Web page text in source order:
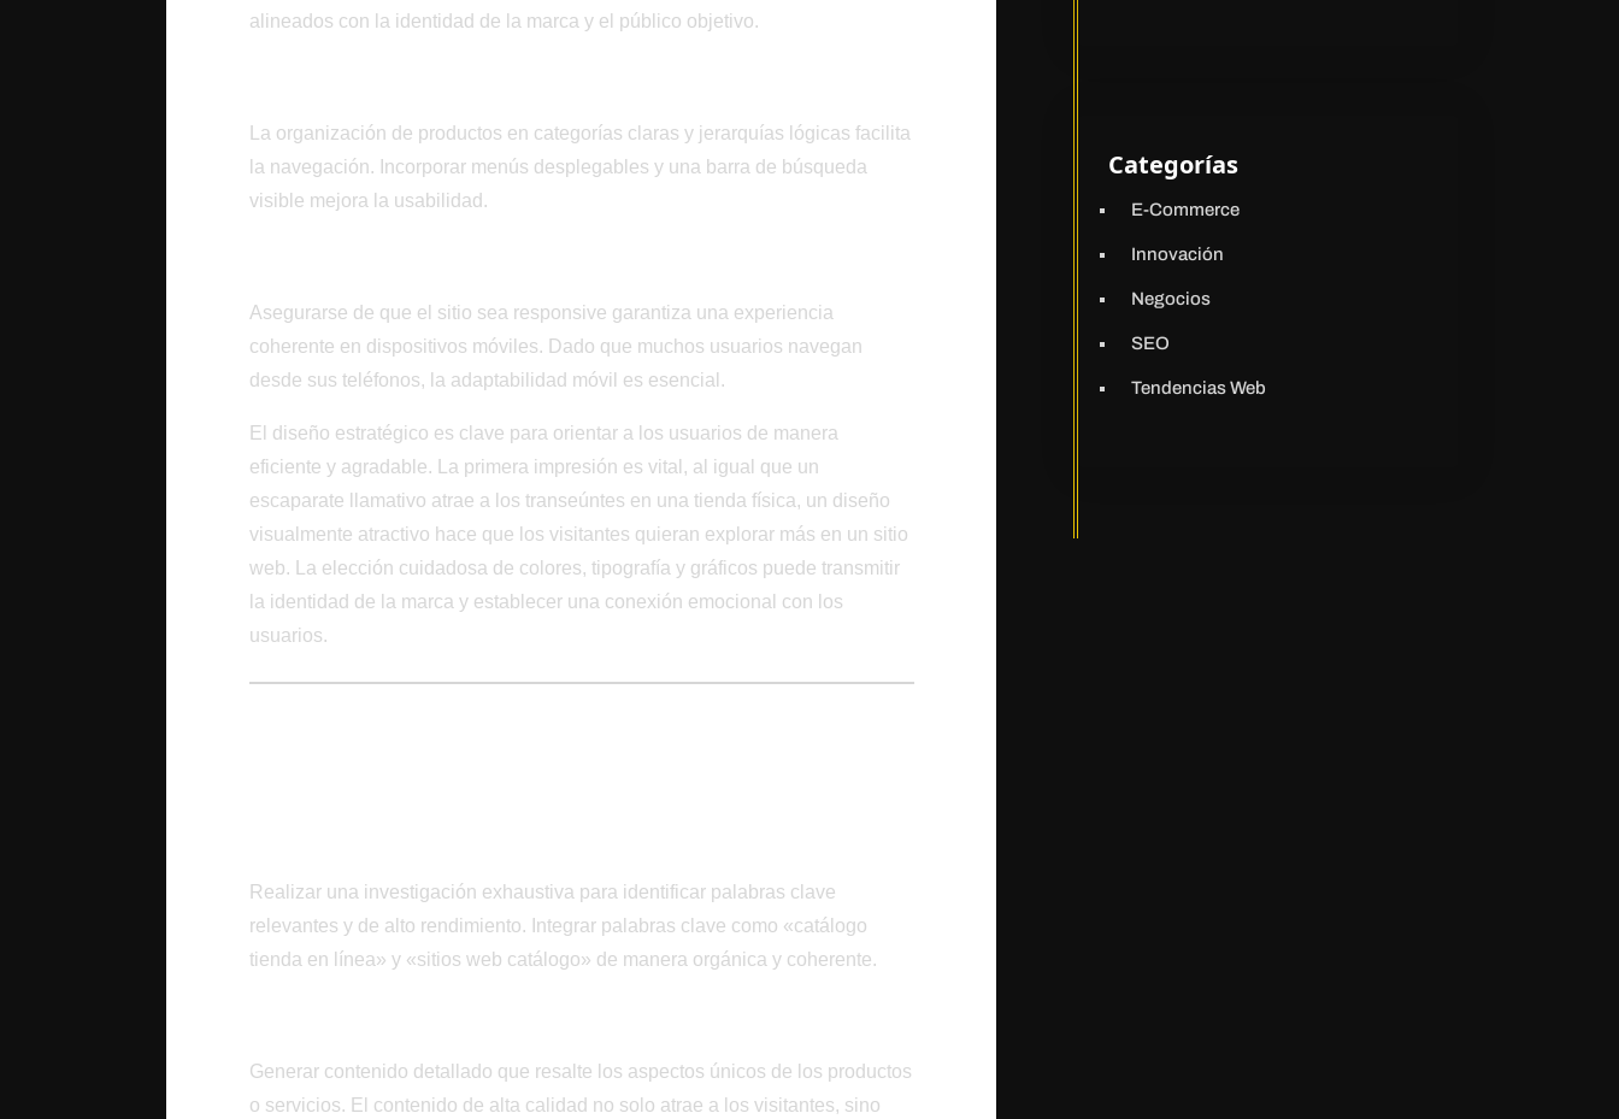
alineados con la identidad de la marca y el público objetivo.
La organización de productos en categorías claras y jerarquías lógicas facilita
la navegación. Incorporar menús desplegables y una barra de búsqueda
visible mejora la usabilidad.
Asegurarse de que el sitio sea responsive garantiza una experiencia
coherente en dispositivos móviles. Dado que muchos usuarios navegan
desde sus teléfonos, la adaptabilidad móvil es esencial.
El diseño estratégico es clave para orientar a los usuarios de manera
eficiente y agradable. La primera impresión es vital, al igual que un
escaparate llamativo atrae a los transeúntes en una tienda física, un diseño
visualmente atractivo hace que los visitantes quieran explorar más en un sitio
web. La elección cuidadosa de colores, tipografía y gráficos puede transmitir
la identidad de la marca y establecer una conexión emocional con los
usuarios.
Realizar una investigación exhaustiva para identificar palabras clave
relevantes y de alto rendimiento. Integrar palabras clave como «catálogo
tienda en línea» y «sitios web catálogo» de manera orgánica y coherente.
Generar contenido detallado que resalte los aspectos únicos de los productos
o servicios. El contenido de alta calidad no solo atrae a los visitantes, sino
Categorías
E-Commerce
Innovación
Negocios
SEO
Tendencias Web